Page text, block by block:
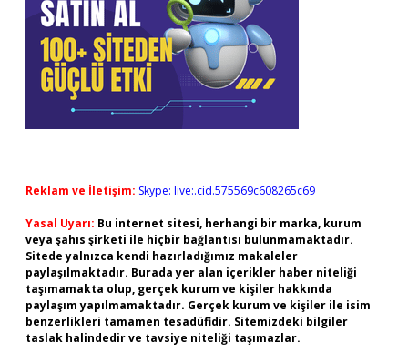
Reklam ve İletişim: Skype: live:.cid.575569c608265c69
Yasal Uyarı: Bu internet sitesi, herhangi bir marka, kurum
veya şahıs şirketi ile hiçbir bağlantısı bulunmamaktadır.
Sitede yalnızca kendi hazırladığımız makaleler
paylaşılmaktadır. Burada yer alan içerikler haber niteliği
taşımamakta olup, gerçek kurum ve kişiler hakkında
paylaşım yapılmamaktadır. Gerçek kurum ve kişiler ile isim
benzerlikleri tamamen tesadüfidir. Sitemizdeki bilgiler
taslak halindedir ve tavsiye niteliği taşımazlar.